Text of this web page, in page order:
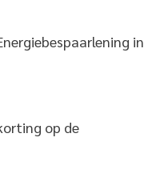
in
op de